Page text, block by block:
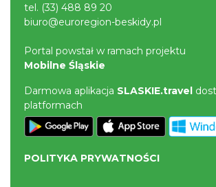
Cieszyn
tel. (33) 488 89 20
biuro@euroregion-beskidy.pl
Portal powstał w ramach projektu
Mobilne Śląskie
Darmowa aplikacja SLASKIE.travel
platformach
POLITYKA PRYWATNOŚCI